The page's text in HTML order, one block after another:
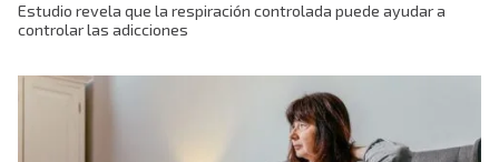
Estudio revela que la respiración controlada puede ayudar a
controlar las adicciones